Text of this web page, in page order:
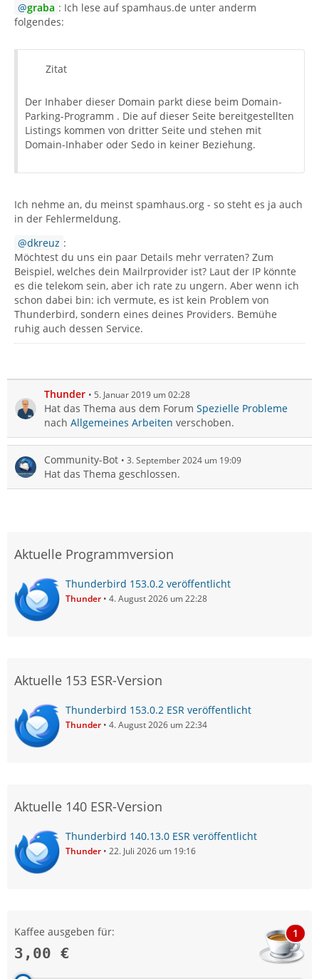
graba : Ich lese auf spamhaus.de unter anderm
folgendes:
Zitat
Der Inhaber dieser Domain parkt diese beim Domain-
Parking-Programm . Die auf dieser Seite bereitgestellten
Listings kommen von dritter Seite und stehen mit
Domain-Inhaber oder Sedo in keiner Beziehung.
Ich nehme an, du meinst spamhaus.org - so steht es ja auch
in der Fehlermeldung.
dkreuz :
Möchtest du uns ein paar Details mehr verraten? Zum
Beispiel, welches dein Mailrprovider ist? Laut der IP könnte
es die telekom sein, aber ich rate zu ungern. Aber wenn ich
schon dabei bin: ich vermute, es ist kein Problem von
Thunderbird, sondern eines deines Providers. Bemühe
ruhig auch dessen Service.
Thunder 5. Januar 2019 um 02:28
Hat das Thema aus dem Forum Spezielle Probleme
nach Allgemeines Arbeiten verschoben.
Community-Bot 3. September 2024 um 19:09
Hat das Thema geschlossen.
Aktuelle Programmversion
Thunderbird 153.0.2 veröffentlicht
Thunder 4. August 2026 um 22:28
Aktuelle 153 ESR-Version
Thunderbird 153.0.2 ESR veröffentlicht
Thunder 4. August 2026 um 22:34
Aktuelle 140 ESR-Version
Thunderbird 140.13.0 ESR veröffentlicht
Thunder 22. Juli 2026 um 19:16
Kaffee ausgeben für:
3,00 €
1